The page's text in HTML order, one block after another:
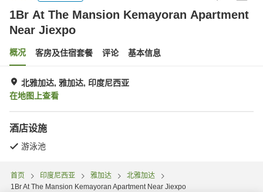
1Br At The Mansion Kemayoran Apartment
Near Jiexpo
概况 客房及住宿套餐 评论 基本信息
北雅加达, 雅加达, 印度尼西亚
在地图上查看
酒店设施
游泳池
首页 印度尼西亚 雅加达
北雅加达
1Br At The Mansion Kemayoran Apartment Near Jiexpo